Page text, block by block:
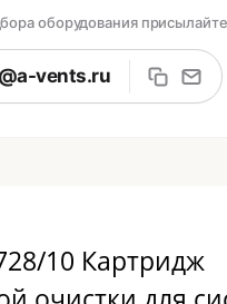
оборудования
vents.ru
10 Картридж